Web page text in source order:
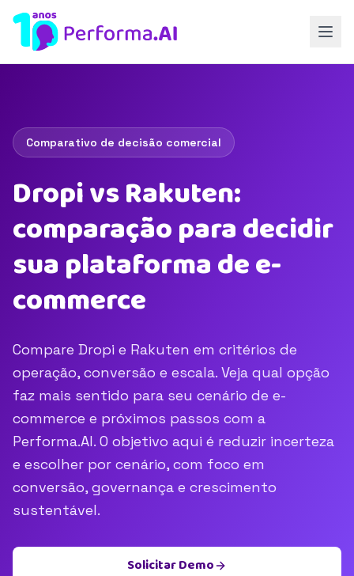
Comparativo de decisão comercial
Dropi vs Rakuten:
comparação para decidir
sua plataforma de e-
commerce
Compare Dropi e Rakuten em critérios de
operação, conversão e escala. Veja qual opção
faz mais sentido para seu cenário de e-
commerce e próximos passos com a
Performa.AI. O objetivo aqui é reduzir incerteza
e escolher por cenário, com foco em
conversão, governança e crescimento
sustentável.
Solicitar Demo